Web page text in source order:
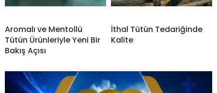
Aromalı ve Mentollü
Tütün Ürünleriyle Yeni Bir
Bakış Açısı
İthal Tütün Tedariğinde
Kalite